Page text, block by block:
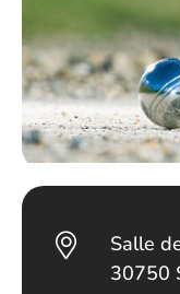
Salle
30750